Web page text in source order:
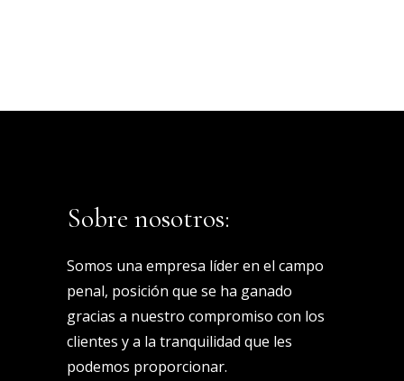
Sobre nosotros:
Somos una empresa líder en el campo
penal, posición que se ha ganado
gracias a nuestro compromiso con los
clientes y a la tranquilidad que les
podemos proporcionar.